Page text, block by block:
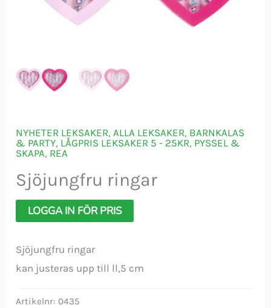
NYHETER LEKSAKER, ALLA LEKSAKER, BARNKALAS
& PARTY, LÅGPRIS LEKSAKER 5 - 25KR, PYSSEL &
SKAPA, REA
Sjöjungfru ringar
LOGGA IN FÖR PRIS
Sjöjungfru ringar
kan justeras upp till ll,5 cm
Artikelnr:0435